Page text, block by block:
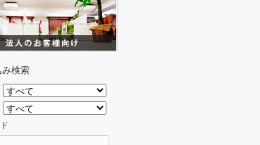
み検索